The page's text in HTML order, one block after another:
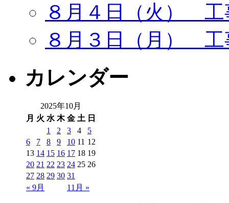
８月４日（火） 工
８月３日（月） 工
カレンダー
2025年10月
月 火 水 木 金 土 日
« 9月 11月 »
1 2 3 4
5
6
7 8 9 10 11 12
13 14 15 16 17 18 19
20 21 22 23 24 25 26
27 28 29 30 31